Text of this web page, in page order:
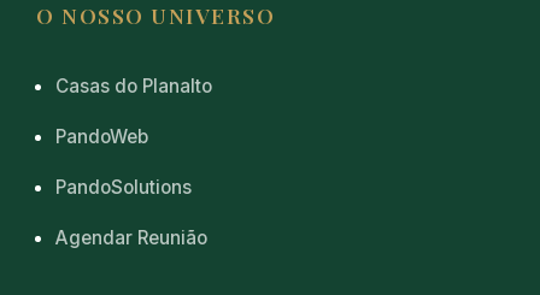
O NOSSO UNIVERSO
Casas do Planalto
PandoWeb
PandoSolutions
Agendar Reunião